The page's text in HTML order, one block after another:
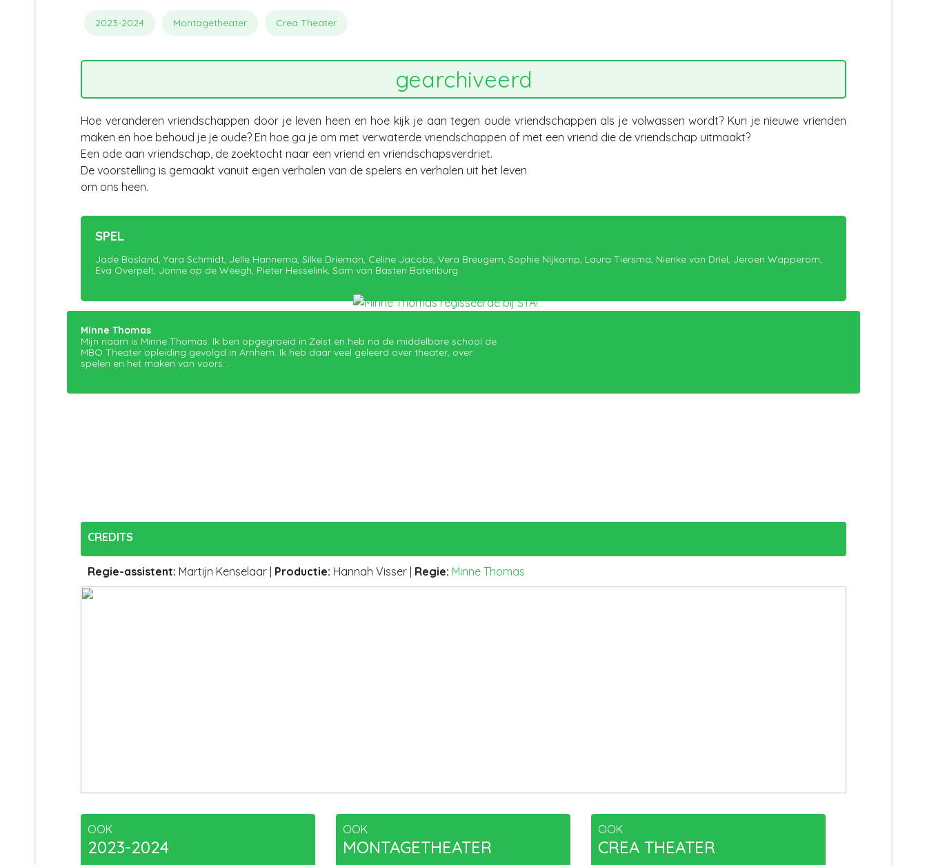
2023-2024 Montagetheater Crea Theater
gearchiveerd
Hoe veranderen vriendschappen door je leven heen en hoe kijk je aan tegen oude vriendschappen als je volwassen wordt? Kun je nieuwe vrienden
maken en hoe behoud je je oude? En hoe ga je om met verwaterde vriendschappen of met een vriend die de vriendschap uitmaakt?
Een ode aan vriendschap, de zoektocht naar een vriend en vriendschapsverdriet.
De voorstelling is gemaakt vanuit eigen verhalen van de spelers en verhalen uit het leven
om ons heen.
SPEL
Jade Bosland, Yara Schmidt, Jelle Hannema, Silke Drieman, Celine Jacobs, Vera Breugem, Sophie Nijkamp, Laura Tiersma, Nienke van Driel, Jeroen Wapperom,
Eva Overpelt, Jonne op de Weegh, Pieter Hesselink, Sam van Basten Batenburg
Minne Thomas
Mijn naam is Minne Thomas. Ik ben opgegroeid in Zeist en heb na de middelbare school de
MBO Theater opleiding gevolgd in Arnhem. Ik heb daar veel geleerd over theater, over
spelen en het maken van voors...
CREDITS
Regie-assistent: Martijn Kenselaar Productie: Hannah Visser Regie: Minne Thomas
OOK
2023-2024
OOK
MONTAGETHEATER
OOK
CREA THEATER